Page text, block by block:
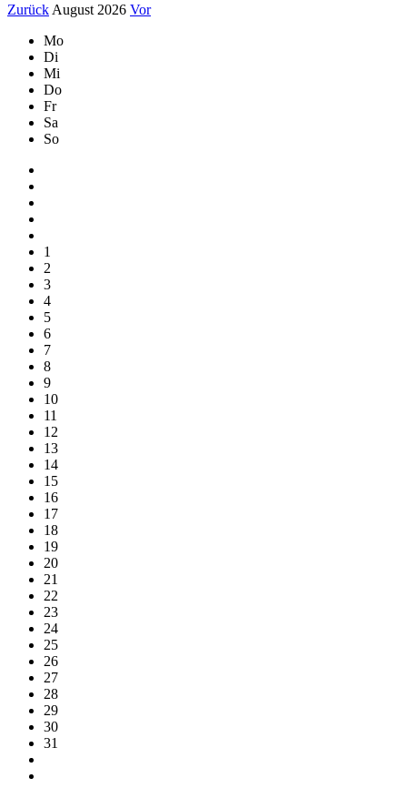
Zurück August 2026 Vor
Mo
Di
Mi
Do
Fr
Sa
So
1
2
3
4
5
6
7
8
9
10
11
12
13
14
15
16
17
18
19
20
21
22
23
24
25
26
27
28
29
30
31